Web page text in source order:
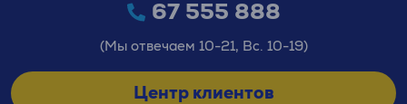
67 555 888
(Мы отвечаем 10-21, Вс. 10-19)
Центр клиентов